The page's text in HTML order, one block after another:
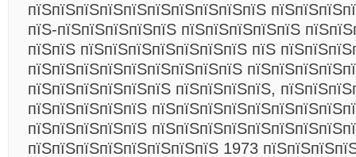
пїЅпїЅпїЅпїЅпїЅпїЅпїЅпїЅпїЅпїЅ
пїЅ-пїЅпїЅпїЅпїЅпїЅ пїЅпїЅпїЅпїЅпїЅ
пїЅпїЅ пїЅпїЅпїЅпїЅпїЅпїЅпїЅ пїЅ
пїЅпїЅпїЅпїЅпїЅпїЅпїЅпїЅпїЅ
пїЅпїЅпїЅпїЅпїЅпїЅ пїЅпїЅпїЅпїЅ,
пїЅпїЅпїЅпїЅпїЅ
пїЅпїЅпїЅпїЅпїЅ
пїЅпїЅпїЅпїЅпїЅпїЅпїЅпїЅ 1973